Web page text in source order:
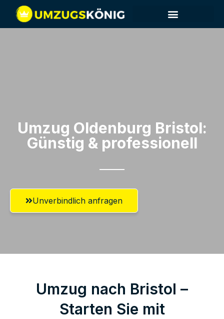
Umzug Oldenburg​ Bristol:
Günstig & professionell​
Unverbindlich anfragen
Umzug nach Bristol –
Starten Sie mit